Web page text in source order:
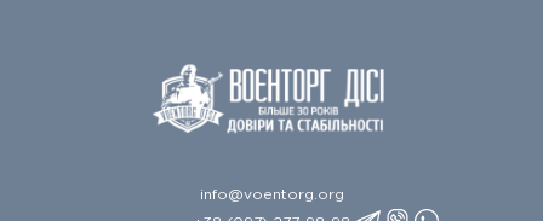
info@voentorg.org